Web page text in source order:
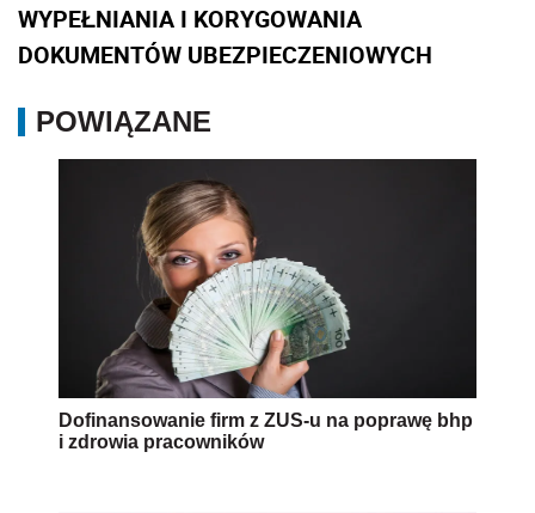
WYPEŁNIANIA I KORYGOWANIA
DOKUMENTÓW UBEZPIECZENIOWYCH
POWIĄZANE
Dofinansowanie firm z ZUS-u na poprawę bhp
i zdrowia pracowników